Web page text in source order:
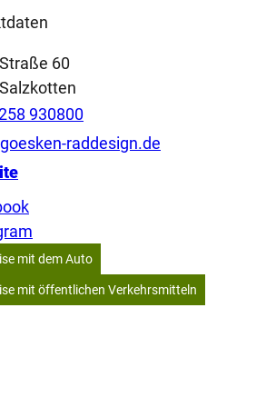
60
Salzkotten
930800
raddesign.de
mit dem Auto
mit öffentlichen Verkehrsmitteln